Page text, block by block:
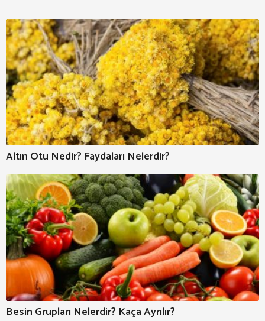
Altın Otu Nedir? Faydaları Nelerdir?
Besin Grupları Nelerdir? Kaça Ayrılır?